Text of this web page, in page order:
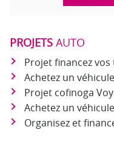
PROJETS AUTO
Projet financez
Achetez un
Projet cofinoga
Achetez un
Organisez et